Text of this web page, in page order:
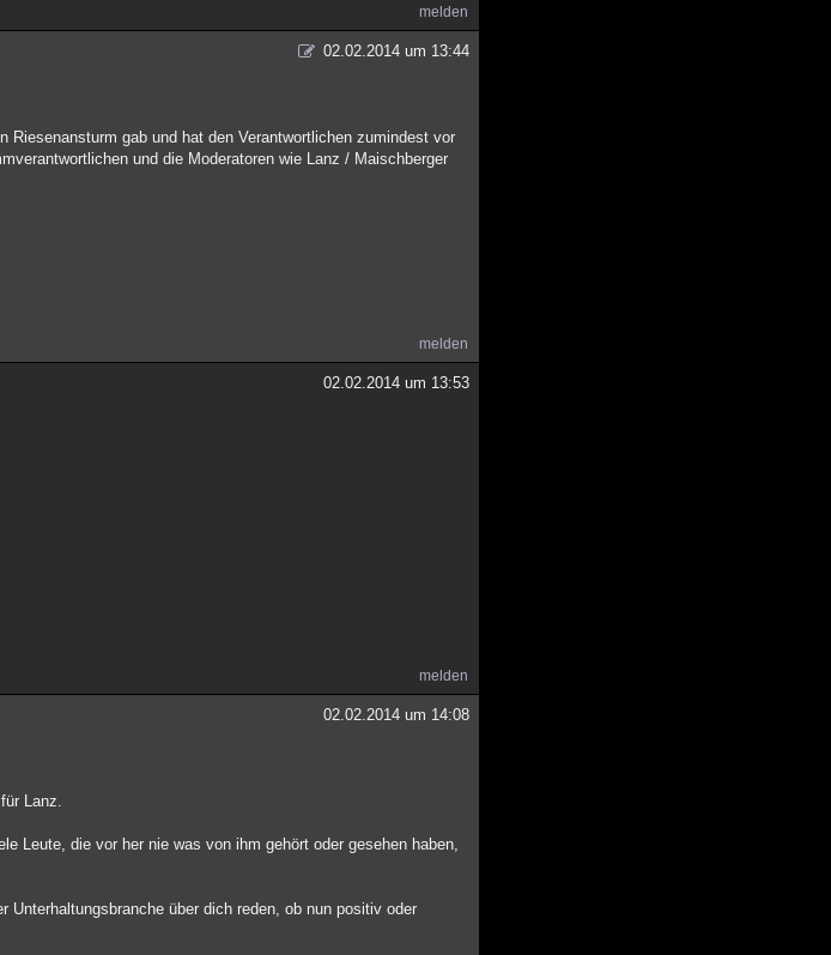
melden
02.02.2014 um 13:44
gab und hat den Verantwortlichen zumindest vor
und die Moderatoren wie Lanz / Maischberger
melden
02.02.2014 um 13:53
melden
02.02.2014 um 14:08
Lanz.
Leute, die vor her nie was von ihm gehört oder gesehen haben,
über dich reden, ob nun positiv oder